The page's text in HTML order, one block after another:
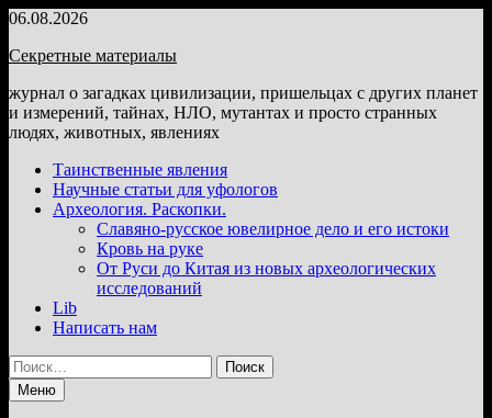
Перейти
содержимому
06.08.2026
Секретные материалы
журнал о загадках цивилизации, пришельцах с других планет
и измерений, тайнах, НЛО, мутантах и просто странных
людях, животных, явлениях
Таинственные явления
Научные статьи для уфологов
Археология. Раскопки.
Славяно-русское ювелирное дело и его истоки
Кровь на руке
От Руси до Китая из новых археологических
исследований
Lib
Написать нам
Найти:
Меню